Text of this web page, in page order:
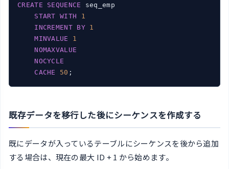
CREATE
SEQUENCE
seq_emp
START
WITH
1
INCREMENT
BY
1
MINVALUE
1
NOMAXVALUE
NOCYCLE
CACHE
50
既存データを移行した後にシーケンスを作成する
既にデータが入っているテーブルにシーケンスを後から追加
する場合は、現在の最大 ID + 1 から始めます。